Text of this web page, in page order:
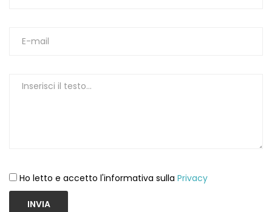
Ho letto e accetto l'informativa sulla Privacy
INVIA